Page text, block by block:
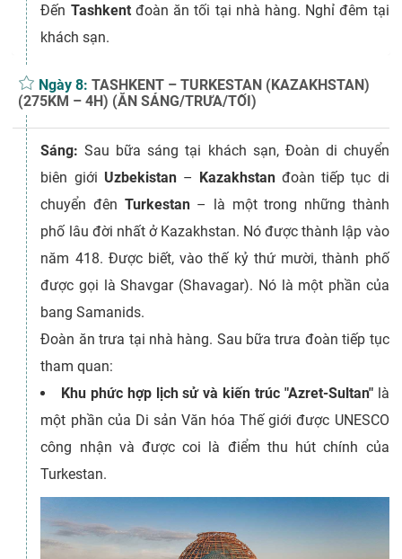
Đến Tashkentđoàn ăn tối tại nhà hàng. Nghỉ đêm tại
khách sạn.
Ngày 8:TASHKENT – TURKESTAN (KAZAKHSTAN)
(275KM – 4H) (ĂN SÁNG/TRƯA/TỐI)
Sáng:Sau bữa sáng tại khách sạn, Đoàn di chuyển
biên giới Uzbekistan– Kazakhstanđoàn tiếp tục di
chuyển đên Turkestan – là một trong những thành
phố lâu đời nhất ở Kazakhstan. Nó được thành lập vào
năm 418. Được biết, vào thế kỷ thứ mười, thành phố
được gọi là Shavgar (Shavagar). Nó là một phần của
bang Samanids.
Đoàn ăn trưa tại nhà hàng. Sau bữa trưa đoàn tiếp tục
tham quan:
Khu phức hợp lịch sử và kiến trúc "Azret-Sultan" là
một phần của Di sản Văn hóa Thế giới được UNESCO
công nhận và được coi là điểm thu hút chính của
Turkestan.